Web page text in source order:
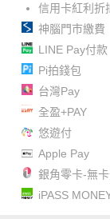
信用卡紅利折
神腦門市繳費
LINE Pay付款
Pi拍錢包
台灣Pay
全盈+PAY
悠遊付
Apple Pay
銀角零卡-無
iPASS